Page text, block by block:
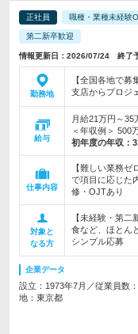
正社員 職種・業種未経験
第二新卒歓迎
情報更新日：2026/07/24 終了
勤務地
【全国各地で
支店からプロジ
給与
月給21万円～35
＜年収例＞ 500
初年度の年収：
仕事内容
【難しい業務
で項目に応じた
修・OJTあり
対象と
なる方
【未経験・第
食など、ほとん
シンプル応募
企業データ
設立：1973年7月／従業員数
地：東京都